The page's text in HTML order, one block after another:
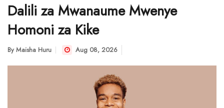
Dalili za Mwanaume Mwenye
Homoni za Kike
By Maisha Huru Aug 08, 2026